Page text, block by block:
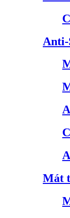
Anti-
Mát